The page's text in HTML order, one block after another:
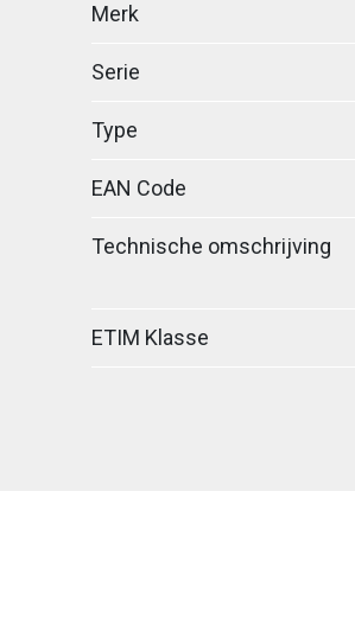
Merk
Serie
Type
EAN Code
Technische omschrijving
ETIM Klasse